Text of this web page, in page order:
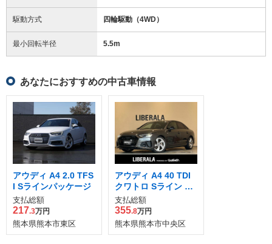
駆動方式 四輪駆動（4WD）
最小回転半径 5.5m
あなたにおすすめの中古車情報
アウディ A4 2.0 TFS
I Sラインパッケージ
支払総額
217.3万円
熊本県熊本市東区
アウディ A4 40 TDI
クワトロ Sライン デ
ィーゼルターボ 4WD
支払総額
355.8万円
熊本県熊本市中央区